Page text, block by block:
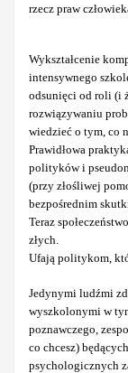
rzecz praw
Wykształcenie
intensywnego
odsunięci od roli (i
rozwiązywaniu
wiedzieć o tym, co
Prawidłowa
polityków i
(przy złośliwej
bezpośrednim
Teraz
złych.
Ufają politykom,
Jedynymi ludźmi
wyszkolonymi w
poznawczego,
co chcesz)
psychologicznych